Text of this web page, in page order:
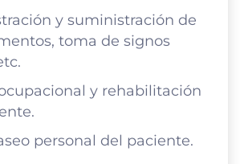
y suministración de
toma de signos
y rehabilitación
personal del paciente.